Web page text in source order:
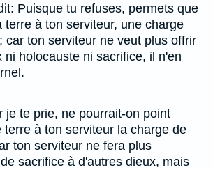
Puisque tu refuses, permets que
terre à ton serviteur, une charge
car ton serviteur ne veut plus offrir
ni holocauste ni sacrifice, il n'en
je te prie, ne pourrait-on point
terre à ton serviteur la charge de
ton serviteur ne fera plus
sacrifice à d'autres dieux, mais